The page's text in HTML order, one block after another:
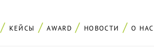
КЕЙСЫ AWARD НОВОСТИ О НАС